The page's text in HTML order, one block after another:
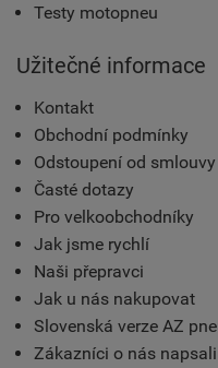
Testy motopneu
Užitečné informace
Kontakt
Obchodní podmínky
Odstoupení od smlouvy
Časté dotazy
Pro velkoobchodníky
Jak jsme rychlí
Naši přepravci
Jak u nás nakupovat
Slovenská verze AZ
Zákazníci o nás napsali